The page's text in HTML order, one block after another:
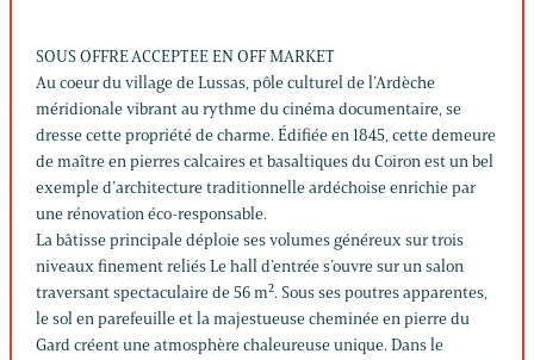
SOUS OFFRE ACCEPTEE EN OFF MARKET
Au coeur du village de Lussas, pôle culturel de l’Ardèche
méridionale vibrant au rythme du cinéma documentaire, se
dresse cette propriété de charme. Édifiée en 1845, cette demeure
de maître en pierres calcaires et basaltiques du Coiron est un bel
exemple d’architecture traditionnelle ardéchoise enrichie par
une rénovation éco-responsable.
La bâtisse principale déploie ses volumes généreux sur trois
niveaux finement reliés Le hall d’entrée s’ouvre sur un salon
traversant spectaculaire de 56 m². Sous ses poutres apparentes,
le sol en parefeuille et la majestueuse cheminée en pierre du
Gard créent une atmosphère chaleureuse unique. Dans le